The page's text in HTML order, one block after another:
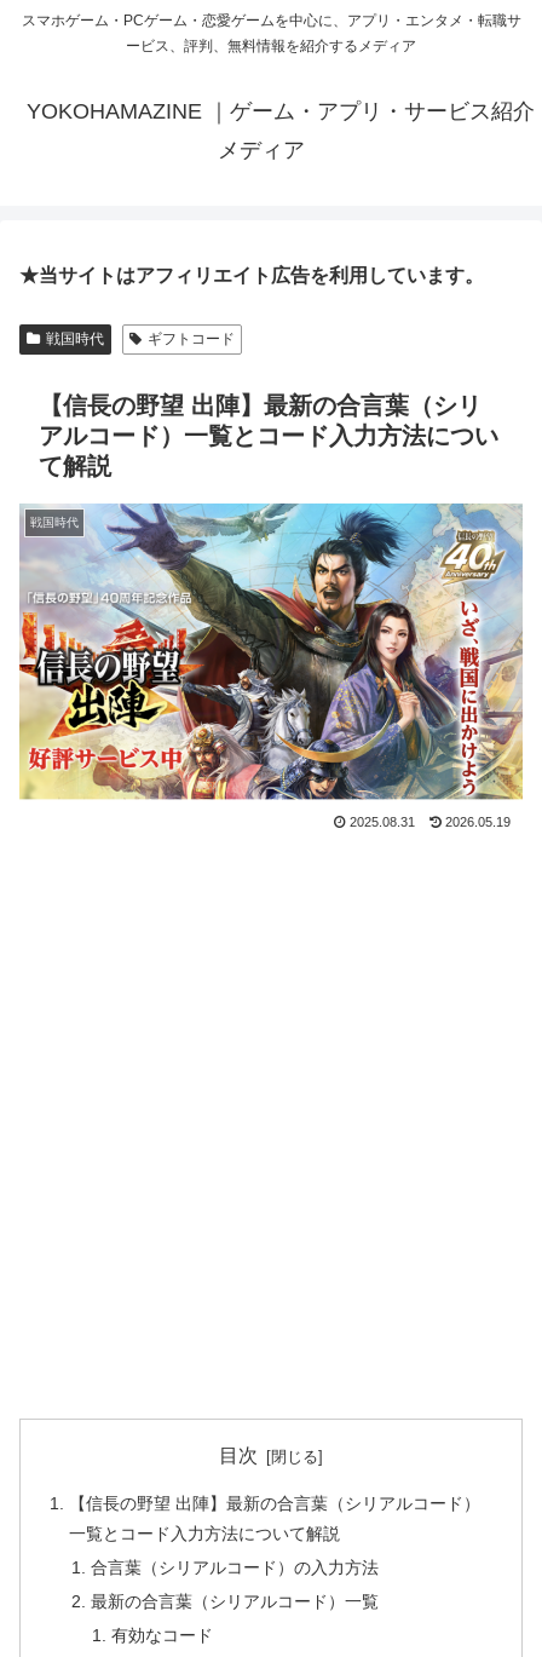
スマホゲーム・PCゲーム・恋愛ゲームを中心に、アプリ・エンタメ・転職サ
ービス、評判、無料情報を紹介するメディア
YOKOHAMAZINE ｜ゲーム・アプリ・サービス紹介
メディア
★当サイトはアフィリエイト広告を利用しています。
戦国時代 ギフトコード
【信長の野望 出陣】最新の合言葉（シリ
アルコード）一覧とコード入力方法につい
て解説
戦国時代
2025.08.31 2026.05.19
目次
【信長の野望 出陣】最新の合言葉（シリアルコード）
一覧とコード入力方法について解説
合言葉（シリアルコード）の入力方法
最新の合言葉（シリアルコード）一覧
有効なコード